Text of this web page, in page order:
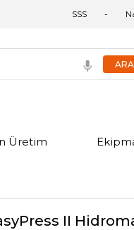
SSS
Üretim
II